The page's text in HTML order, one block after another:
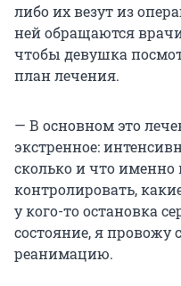
либо их везут из
ней обращаются
чтобы девушка
план лечения.
— В основном это
экстренное:
сколько и что именно
контролировать,
у кого-то остановка
состояние, я провожу
реанимацию.